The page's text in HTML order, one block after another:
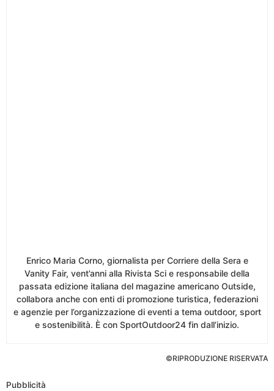
Enrico Maria Corno, giornalista per Corriere della Sera e
Vanity Fair, vent’anni alla Rivista Sci e responsabile della
passata edizione italiana del magazine americano Outside,
collabora anche con enti di promozione turistica, federazioni
e agenzie per l’organizzazione di eventi a tema outdoor, sport
e sostenibilità. È con SportOutdoor24 fin dall’inizio.
©RIPRODUZIONE RISERVATA
Pubblicità